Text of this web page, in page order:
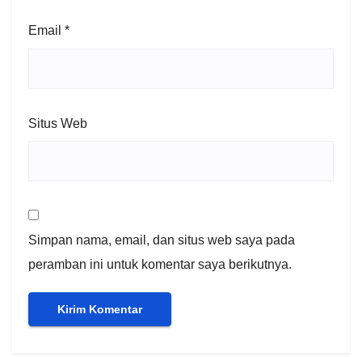
Email *
Situs Web
Simpan nama, email, dan situs web saya pada
peramban ini untuk komentar saya berikutnya.